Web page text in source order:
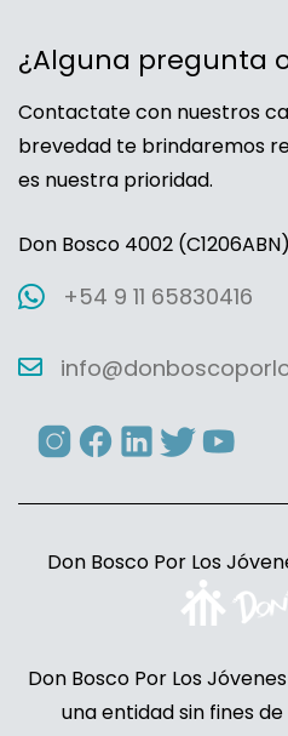
¿Alguna pregunta
Contactate con nuestros
brevedad te brindaremos
es nuestra prioridad.
Don Bosco 4002
+54 9 11 65830416
Don Bosco Por Los
Don Bosco Por Los
una entidad sin fines